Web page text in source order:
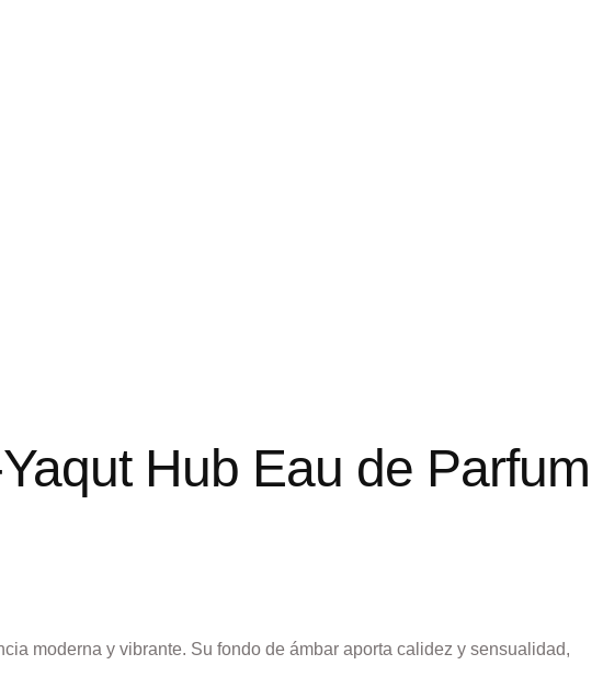
Hub Eau de Parfum
moderna y vibrante. Su fondo de ámbar aporta calidez y sensualidad,